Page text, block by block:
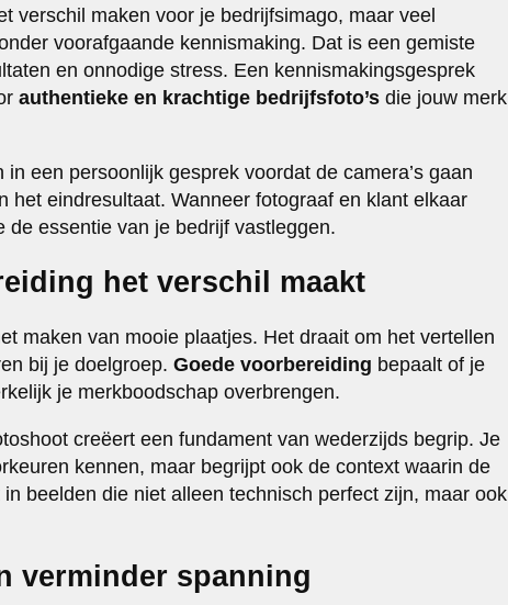
verschil maken voor je bedrijfsimago, maar veel
voorafgaande kennismaking. Dat is een gemiste
en onnodige stress. Een kennismakingsgesprek
authentieke en krachtige bedrijfsfoto’s die jouw merk
een persoonlijk gesprek voordat de camera’s gaan
het eindresultaat. Wanneer fotograaf en klant elkaar
de essentie van je bedrijf vastleggen.
het verschil maakt
maken van mooie plaatjes. Het draait om het vertellen
bij je doelgroep. Goede voorbereiding bepaalt of je
je merkboodschap overbrengen.
creëert een fundament van wederzijds begrip. Je
kennen, maar begrijpt ook de context waarin de
beelden die niet alleen technisch perfect zijn, maar ook
verminder spanning